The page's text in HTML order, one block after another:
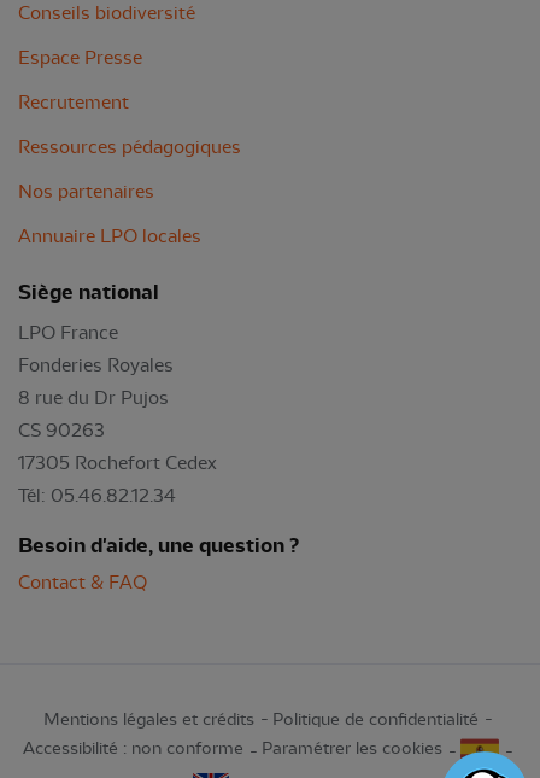
Conseils biodiversité
Espace Presse
Recrutement
Ressources pédagogiques
Nos partenaires
Annuaire LPO locales
Siège national
LPO France
Fonderies Royales
8 rue du Dr Pujos
CS 90263
17305 Rochefort Cedex
Tél: 05.46.82.12.34
Besoin d'aide, une question ?
Contact & FAQ
Mentions légales et crédits
Politique de confidentialité
Accessibilité : non conforme
Paramétrer les cookies